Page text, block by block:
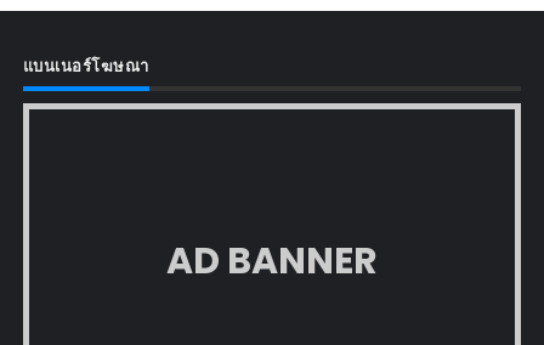
แบนเนอร์โฆษณา
AD BANNER